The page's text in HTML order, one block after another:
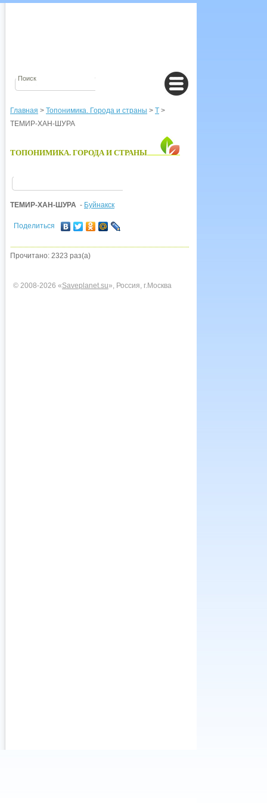
Главная > Топонимика. Города и страны > Т >
ТЕМИР-ХАН-ШУРА
ТОПОНИМИКА. ГОРОДА И СТРАНЫ
ТЕМИР-ХАН-ШУРА - Буйнакск
Поделиться
Прочитано: 2323 раз(а)
© 2008-2026 «Saveplanet.su», Россия, г.Москва